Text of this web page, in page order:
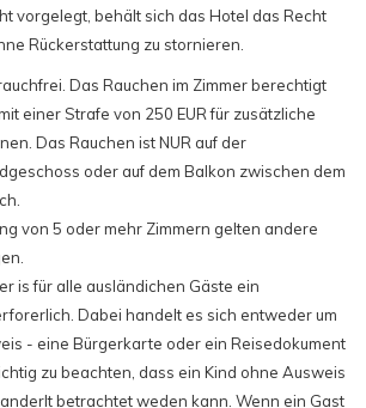
vorgelegt, behält sich das Hotel das Recht
Rückerstattung zu stornieren.
Das Rauchen im Zimmer berechtigt
einer Strafe von 250 EUR für zusätzliche
Das Rauchen ist NUR auf der
oder auf dem Balkon zwischen dem
von 5 oder mehr Zimmern gelten andere
is für alle ausländichen Gäste ein
Dabei handelt es sich entweder um
- eine Bürgerkarte oder ein Reisedokument
zu beachten, dass ein Kind ohne Ausweis
betrachtet weden kann. Wenn ein Gast